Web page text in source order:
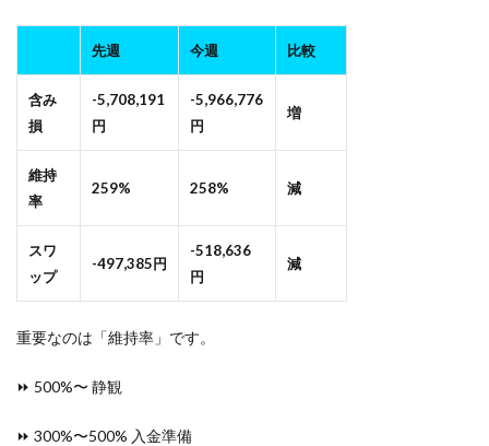
先週 今週 比較
含み
損
-5,708,191
円
-5,966,776
円
増
維持
率
259% 258% 減
スワ
ップ
-497,385円
-518,636
円
減
重要なのは「維持率」です。
⏩ 500%〜 静観
⏩ 300%〜500% 入金準備